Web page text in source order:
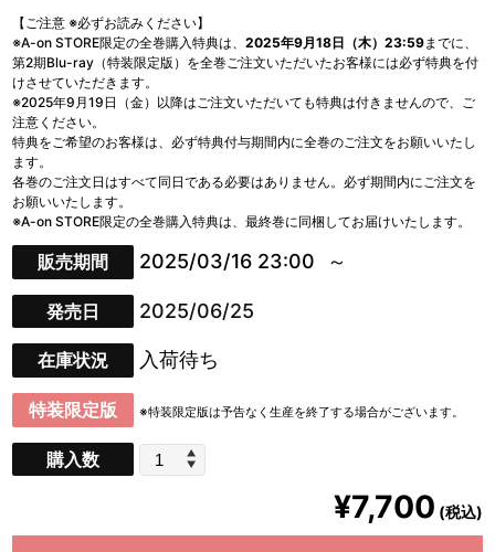
【ご注意 ※必ずお読みください】
※A-on STORE限定の全巻購入特典は、2025年9月18日（木）23:59までに、
第2期Blu-ray（特装限定版）を全巻ご注文いただいたお客様には必ず特典を付
けさせていただきます。
※2025年9月19日（金）以降はご注文いただいても特典は付きませんので、ご
注意ください。
特典をご希望のお客様は、必ず特典付与期間内に全巻のご注文をお願いいたし
ます。
各巻のご注文日はすべて同日である必要はありません。必ず期間内にご注文を
お願いいたします。
※A-on STORE限定の全巻購入特典は、最終巻に同梱してお届けいたします。
販売期間 2025/03/16 23:00
発売日 2025/06/25
在庫状況 入荷待ち
特装限定版 ※特装限定版は予告なく生産を終了する場合がございます。
購入数
¥7,700 (税込)